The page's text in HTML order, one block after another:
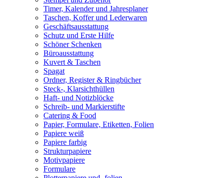
Timer, Kalender und Jahresplaner
Taschen, Koffer und Lederwaren
Geschäftsausstattung
Schutz und Erste Hilfe
Schöner Schenken
Büroausstattung
Kuvert & Taschen
Spagat
Ordner, Register & Ringbücher
Steck-, Klarsichthüllen
Haft- und Notizblöcke
Schreib- und Markierstifte
Catering & Food
Papier, Formulare, Etiketten, Folien
Papiere weiß
Papiere farbig
Strukturpapiere
Motivpapiere
Formulare